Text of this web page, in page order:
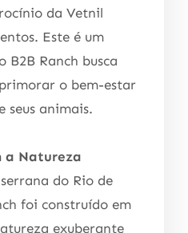
da Vetnil
Este é um
B2B Ranch busca
o bem-estar
seus animais.
a Natureza
do Rio de
foi construído em
exuberante